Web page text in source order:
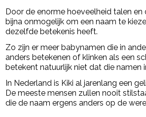
Door de enorme hoeveelheid talen en
bijna onmogelijk om een naam te
dezelfde betekenis heeft.
Zo zijn er meer babynamen die in
anders betekenen of klinken als een
betekent natuurlijk niet dat die namen
In Nederland is Kiki al jarenlang een
De meeste mensen zullen nooit
die de naam ergens anders op de